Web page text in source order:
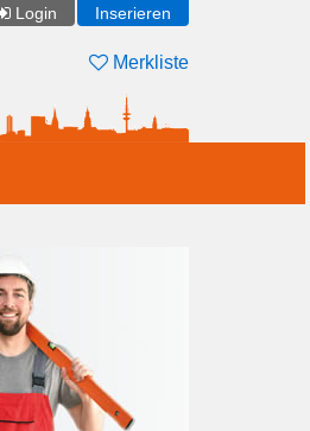
Login Inserieren
Merkliste